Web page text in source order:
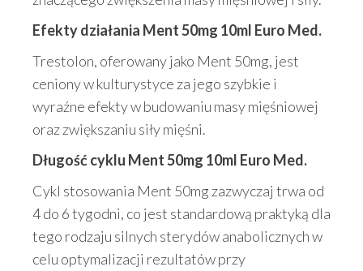
Efekty działania Ment 50mg 10ml Euro Med.
Trestolon, oferowany jako Ment 50mg, jest
ceniony w kulturystyce za jego szybkie i
wyraźne efekty w budowaniu masy mięśniowej
oraz zwiększaniu siły mięśni.
Długość cyklu Ment 50mg 10ml Euro Med.
Cykl stosowania Ment 50mg zazwyczaj trwa od
4 do 6 tygodni, co jest standardową praktyką dla
tego rodzaju silnych sterydów anabolicznych w
celu optymalizacji rezultatów przy